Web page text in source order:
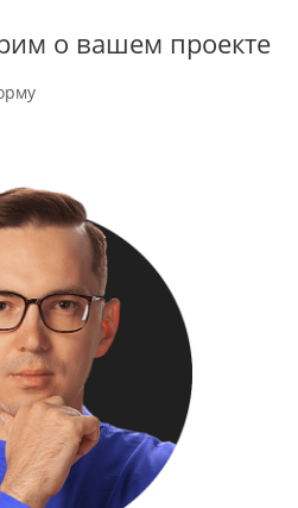
о вашем проекте